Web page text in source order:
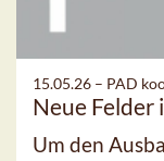
15.05.26 – PAD
Neue Felder
Um den